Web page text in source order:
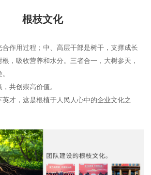
根枝文化
合作用过程；中、高层干部是树干，支撑成长
，吸收营养和水分。三者合一，大树参天，
共创崇高价值。
才，这是根植于人民人心中的企业文化之